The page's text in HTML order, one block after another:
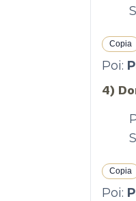
Copia
Poi:
4)
Copia
Poi: